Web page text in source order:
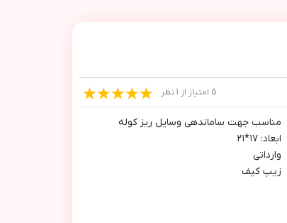
5 امتیاز از 1 نظر
مناسب جهت ساماندهي وسايل ريز كوله
ابعاد: ١٧*٢١
وارداتي
زيپ كيف